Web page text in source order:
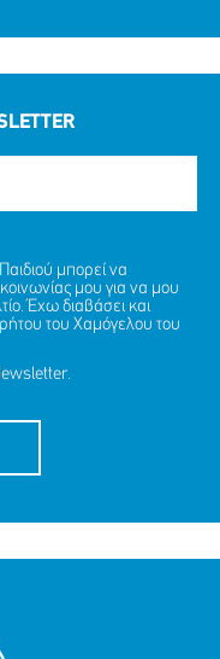
μπορεί να
μου για να μου
Έχω διαβάσει και
του Χαμόγελου του